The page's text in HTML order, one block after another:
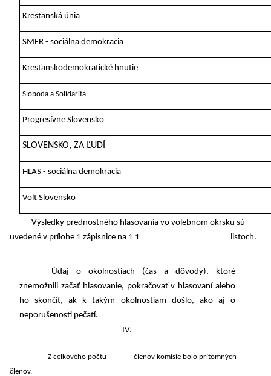
Kresťanská únia
SMER - sociálna demokracia
Kresťanskodemokratické hnutie
Sloboda a Solidarita
Progresívne Slovensko
SLOVENSKO, ZA ĽUDÍ
HLAS - sociálna demokracia
Volt Slovensko
Výsledky prednostného hlasovania vo volebnom okrsku sú
uvedené v prílohe 1 zápisnice na 1 1 listoch.
Údaj o okolnostiach (čas a dôvody), ktoré
znemožnili začať hlasovanie, pokračovať v hlasovaní alebo
ho skončiť, ak k takým okolnostiam došlo, ako aj o
neporušenosti pečatí.
IV.
Z celkového počtu členov komisie bolo prítomných
členov.